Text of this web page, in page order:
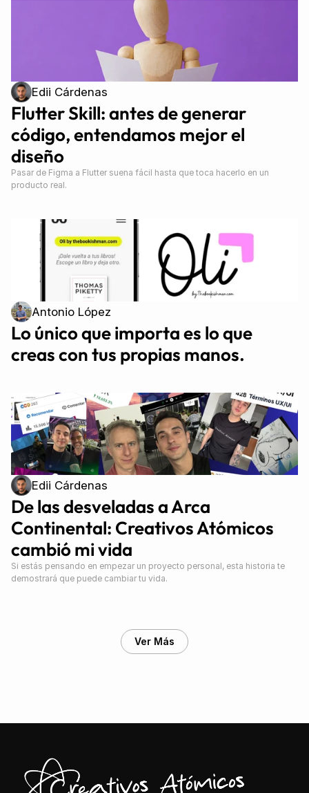
Edii Cárdenas
Flutter Skill: antes de generar
código, entendamos mejor el
diseño
Pasar de Figma a Flutter suena fácil hasta que toca hacerlo en un
producto real.
Antonio López
Lo único que importa es lo que
creas con tus propias manos.
Edii Cárdenas
De las desveladas a Arca
Continental: Creativos Atómicos
cambió mi vida
Si estás pensando en empezar un proyecto personal, esta historia te
demostrará que puede cambiar tu vida.
Ver Más